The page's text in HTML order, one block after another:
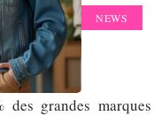
NEWS
grandes